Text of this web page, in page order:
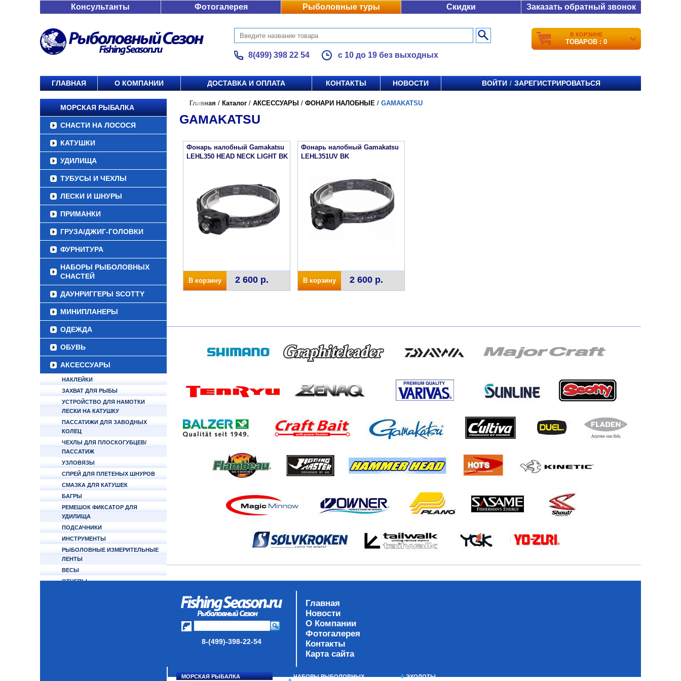
Консультанты Фотогалерея Рыболовные туры Скидки Заказать обратный звонок
8(499) 398 22 54 с 10 до 19 без выходных
В КОРЗИНЕ
ТОВАРОВ : 0
ГЛАВНАЯ О КОМПАНИИ ДОСТАВКА И ОПЛАТА КОНТАКТЫ НОВОСТИ ВОЙТИ / ЗАРЕГИСТРИРОВАТЬСЯ
МОРСКАЯ РЫБАЛКА
СНАСТИ НА ЛОСОСЯ
КАТУШКИ
УДИЛИЩА
ТУБУСЫ И ЧЕХЛЫ
ЛЕСКИ И ШНУРЫ
ПРИМАНКИ
ГРУЗА/ДЖИГ-ГОЛОВКИ
ФУРНИТУРА
НАБОРЫ РЫБОЛОВНЫХ
СНАСТЕЙ
ДАУНРИГГЕРЫ SCOTTY
МИНИПЛАНЕРЫ
ОДЕЖДА
ОБУВЬ
АКСЕССУАРЫ
НАКЛЕЙКИ
ЗАХВАТ ДЛЯ РЫБЫ
УСТРОЙСТВО ДЛЯ НАМОТКИ
ЛЕСКИ НА КАТУШКУ
ПАССАТИЖИ ДЛЯ ЗАВОДНЫХ
КОЛЕЦ
ЧЕХЛЫ ДЛЯ ПЛОСКОГУБЦЕВ/
ПАССАТИЖ
УЗЛОВЯЗЫ
СПРЕЙ ДЛЯ ПЛЕТЕНЫХ ШНУРОВ
СМАЗКА ДЛЯ КАТУШЕК
БАГРЫ
РЕМЕШОК ФИКСАТОР ДЛЯ
УДИЛИЩА
ПОДСАЧНИКИ
ИНСТРУМЕНТЫ
РЫБОЛОВНЫЕ ИЗМЕРИТЕЛЬНЫЕ
ЛЕНТЫ
ВЕСЫ
ОТЦЕПЫ
Главная / Каталог / АКСЕССУАРЫ / ФОНАРИ НАЛОБНЫЕ / GAMAKATSU
GAMAKATSU
Фонарь налобный Gamakatsu
LEHL350 HEAD NECK LIGHT BK
В корзину 2 600 р.
Фонарь налобный Gamakatsu
LEHL351UV BK
В корзину 2 600 р.
8-(499)-398-22-54
Главная
Новости
О Компании
Фотогалерея
Контакты
Карта сайта
МОРСКАЯ РЫБАЛКА НАБОРЫ РЫБОЛОВНЫХ ЭХОЛОТЫ